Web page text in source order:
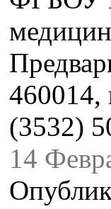
460014,
(3532)
14